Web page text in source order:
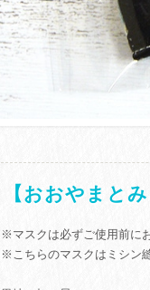
【おおやまと
※マスクは必ずご使用前に
※こちらのマスクはミシン